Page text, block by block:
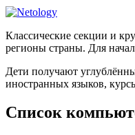
Классические секции и
регионы страны. Для
Дети получают
иностранных языков,
Список